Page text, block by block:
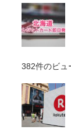
382件のビュ